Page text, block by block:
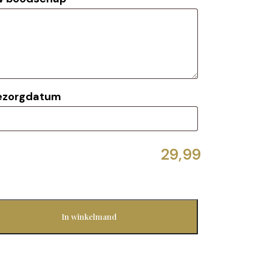
In winkelmand